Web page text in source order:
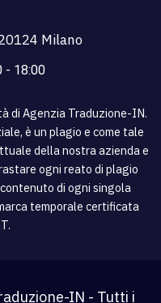
Milano
- 18:00
di Agenzia Traduzione-IN.
è un plagio e come tale
della nostra azienda e
ogni reato di plagio
di ogni singola
temporale certificata
IN - Tutti i